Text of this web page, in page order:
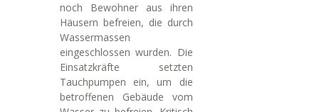
noch Bewohner aus ihren
Häusern befreien, die durch
Wassermassen
eingeschlossen wurden. Die
Einsatzkräfte setzten
Tauchpumpen ein, um die
betroffenen Gebäude vom